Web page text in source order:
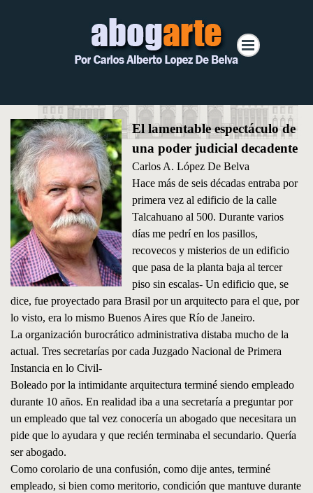
El lamentable espectáculo de
una poder judicial decadente
Carlos A. López De Belva
Hace más de seis décadas entraba por
primera vez al edificio de la calle
Talcahuano al 500. Durante varios
días me pedrí en los pasillos,
recovecos y misterios de un edificio
que pasa de la planta baja al tercer
piso sin escalas- Un edificio que, se
dice, fue proyectado para Brasil por un arquitecto para el que, por
lo visto, era lo mismo Buenos Aires que Río de Janeiro.
La organización burocrático administrativa distaba mucho de la
actual. Tres secretarías por cada Juzgado Nacional de Primera
Instancia en lo Civil-
Boleado por la intimidante arquitectura terminé siendo empleado
durante 10 años. En realidad iba a una secretaría a preguntar por
un empleado que tal vez conocería un abogado que necesitara un
pide que lo ayudara y que recién terminaba el secundario. Quería
ser abogado.
Como corolario de una confusión, como dije antes, terminé
empleado, si bien como meritorio, condición que mantuve durante